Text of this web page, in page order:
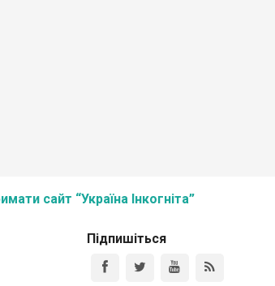
сайт “Україна Інкогніта”
Підпишіться